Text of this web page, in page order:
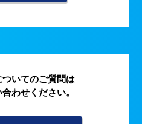
いてのご質問は
わせください。